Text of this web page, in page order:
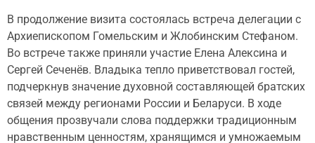
В продолжение визита состоялась встреча делегации с
Архиепископом Гомельским и Жлобинским Стефаном.
Во встрече также приняли участие Елена Алексина и
Сергей Сеченёв. Владыка тепло приветствовал гостей,
подчеркнув значение духовной составляющей братских
связей между регионами России и Беларуси. В ходе
общения прозвучали слова поддержки традиционным
нравственным ценностям, хранящимся и умножаемым